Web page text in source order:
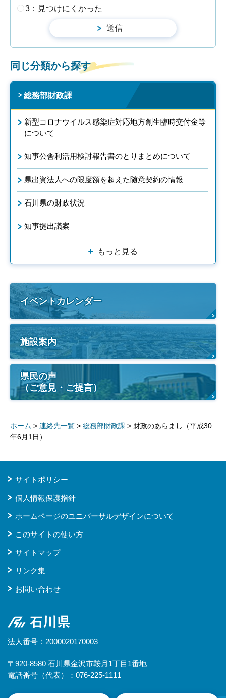
3：見つけにくかった
同じ分類から探す
総務部財政課
新型コロナウイルス感染症対応地方創生臨時交付金等
について
知事公舎利活用検討報告書のとりまとめについて
県出資法人への限度額を超えた随意契約の情報
石川県の財政状況
知事提出議案
もっと見る
イベントカレンダー
施設案内
県民の声
（ご意見・ご提言）
ホーム > 連絡先一覧 > 総務部財政課 > 財政のあらまし（平成30
年6月1日）
サイトポリシー
個人情報保護指針
ホームページのユニバーサルデザインについて
このサイトの使い方
サイトマップ
リンク集
お問い合わせ
石川県
法人番号：2000020170003
〒920-8580 石川県金沢市鞍月1丁目1番地
電話番号（代表）：076-225-1111